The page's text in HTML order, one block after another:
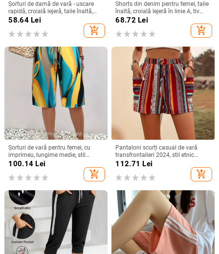
Șorturi de damă de vară - uscare
rapidă, croială lejeră, talie înaltă,
largi, pentru fitness și relaxare, Plus
58.64Lei
add_shopping_cart
Shorts din denim pentru femei, talie
înaltă, croială lejeră în linie A, tiv
franjat, ultra-scurți, vară 2025
68.72 Lei
add_shopping_cart
Șorturi de vară pentru femei, cu
imprimeu, lungime medie, stil
casual european-american, fără
100.14 Lei
add_shopping_cart
Pantaloni scurți casual de vară
transfrontalieri 2024, stil etnic
Amazon, cu dungi contrastante,
112.71 Lei
add_shopping_cart